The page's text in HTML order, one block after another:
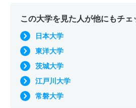
この大学を見た人が他にもチェ
日本大学
東洋大学
茨城大学
江戸川大学
常磐大学